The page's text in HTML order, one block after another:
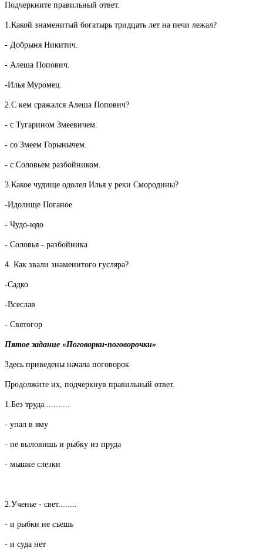
Подчеркните правильный ответ.
1.Какой знаменитый богатырь тридцать лет на печи лежал?
- Добрыня Никитич.
- Алеша Попович.
-Илья Муромец.
2.С кем сражался Алеша Попович?
- с Тугарином Змеевичем.
- со Змеем Горынычем.
- с Соловьем разбойником.
3.Какое чудище одолел Илья у реки Смородины?
-Идолище Поганое
- Чудо-юдо
- Соловья - разбойника
4. Как звали знаменитого гусляра?
-Садко
-Всеслав
- Святогор
Пятое задание «Поговорки-поговорочки»
Здесь приведены начала поговорок
Продолжите их, подчеркнув правильный ответ.
1.Без труда...........
- упал в яму
- не выловишь и рыбку из пруда
- мышке слезки
2.Ученье - свет........
- и рыбки не съешь
- и суда нет